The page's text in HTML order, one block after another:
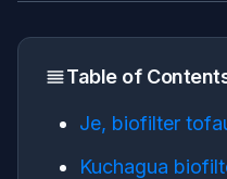
Table of
Je, biofilter
Kuchagua